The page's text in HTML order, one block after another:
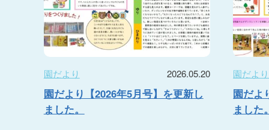
園だより 2026.05.20
園だより【2026年5月号】を更新し
ました。
園だより
園だよ
ました